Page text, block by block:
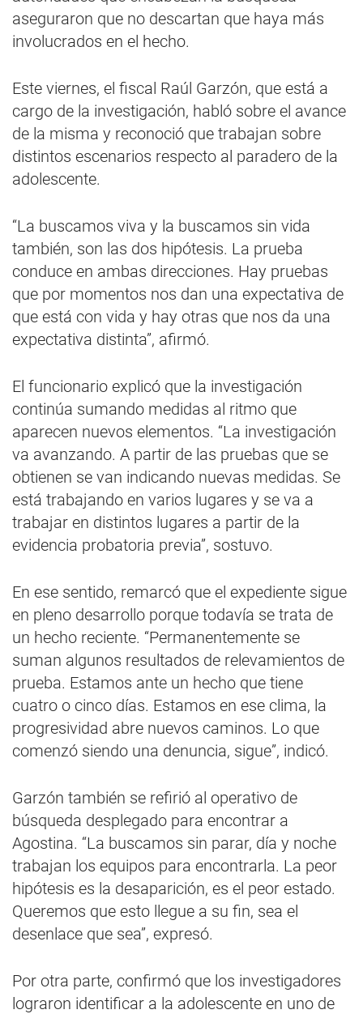
aseguraron que no descartan que haya más
involucrados en el hecho.
Este viernes, el fiscal Raúl Garzón, que está a
cargo de la investigación, habló sobre el avance
de la misma y reconoció que trabajan sobre
distintos escenarios respecto al paradero de la
adolescente.
“La buscamos viva y la buscamos sin vida
también, son las dos hipótesis. La prueba
conduce en ambas direcciones. Hay pruebas
que por momentos nos dan una expectativa de
que está con vida y hay otras que nos da una
expectativa distinta”, afirmó.
El funcionario explicó que la investigación
continúa sumando medidas al ritmo que
aparecen nuevos elementos. “La investigación
va avanzando. A partir de las pruebas que se
obtienen se van indicando nuevas medidas. Se
está trabajando en varios lugares y se va a
trabajar en distintos lugares a partir de la
evidencia probatoria previa”, sostuvo.
En ese sentido, remarcó que el expediente sigue
en pleno desarrollo porque todavía se trata de
un hecho reciente. “Permanentemente se
suman algunos resultados de relevamientos de
prueba. Estamos ante un hecho que tiene
cuatro o cinco días. Estamos en ese clima, la
progresividad abre nuevos caminos. Lo que
comenzó siendo una denuncia, sigue”, indicó.
Garzón también se refirió al operativo de
búsqueda desplegado para encontrar a
Agostina. “La buscamos sin parar, día y noche
trabajan los equipos para encontrarla. La peor
hipótesis es la desaparición, es el peor estado.
Queremos que esto llegue a su fin, sea el
desenlace que sea”, expresó.
Por otra parte, confirmó que los investigadores
lograron identificar a la adolescente en uno de